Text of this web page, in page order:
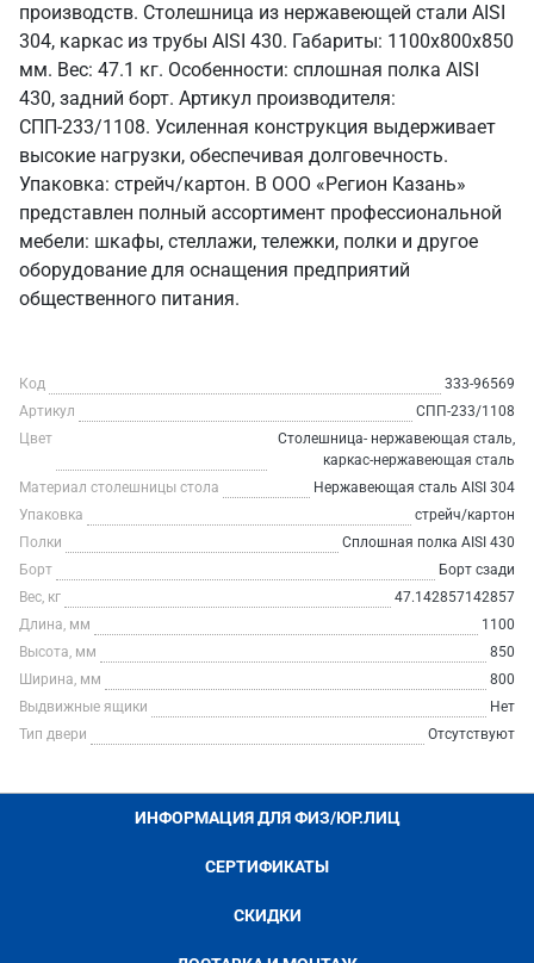
производств. Столешница из нержавеющей стали AISI
304, каркас из трубы AISI 430. Габариты: 1100x800x850
мм. Вес: 47.1 кг. Особенности: сплошная полка AISI
430, задний борт. Артикул производителя:
СПП-233/1108. Усиленная конструкция выдерживает
высокие нагрузки, обеспечивая долговечность.
Упаковка: стрейч/картон. В ООО «Регион Казань»
представлен полный ассортимент профессиональной
мебели: шкафы, стеллажи, тележки, полки и другое
оборудование для оснащения предприятий
общественного питания.
Код
333-96569
Артикул
СПП-233/1108
Цвет
Столешница- нержавеющая сталь,
каркас-нержавеющая сталь
Материал столешницы стола
Нержавеющая сталь AISI 304
Упаковка
стрейч/картон
Полки
Сплошная полка AISI 430
Борт
Борт сзади
Вес, кг
47.142857142857
Длина, мм
1100
Высота, мм
850
Ширина, мм
800
Выдвижные ящики
Нет
Тип двери
Отсутствуют
ИНФОРМАЦИЯ ДЛЯ ФИЗ/ЮР.ЛИЦ
СЕРТИФИКАТЫ
СКИДКИ